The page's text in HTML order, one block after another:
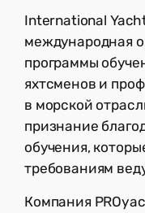
International
международная
программы
яхтсменов и
в морской
признание
обучения,
требованиям
Компания